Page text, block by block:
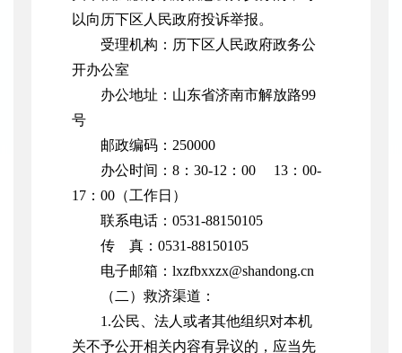
以向历下区人民政府投诉举报。
受理机构：历下区人民政府政务公
开办公室
办公地址：山东省济南市解放路99
号
邮政编码：250000
办公时间：8：30-12：00 13：00-
17：00（工作日）
联系电话：0531-88150105
传 真：0531-88150105
电子邮箱：lxzfbxxzx@shandong.cn
（二）救济渠道：
1.公民、法人或者其他组织对本机
关不予公开相关内容有异议的，应当先